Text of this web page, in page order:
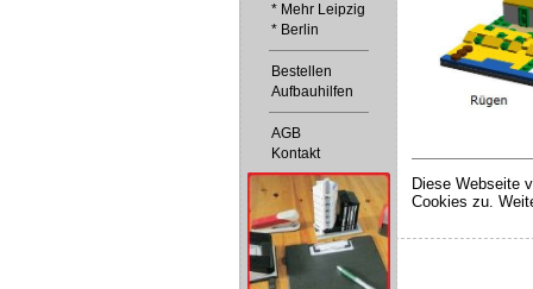
* Mehr Leipzig
* Berlin
Bestellen
Aufbauhilfen
AGB
Kontakt
Diese Webseite
Cookies zu.